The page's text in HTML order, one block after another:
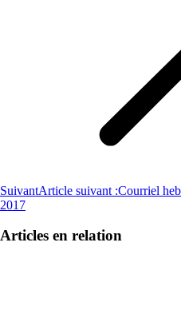
SuivantArticle suivant :Courriel
2017
Articles en relation